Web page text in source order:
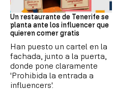
Redes Sociales
Un restaurante de Tenerife se
planta ante los influencer que
quieren comer gratis
Han puesto un cartel en la
fachada, junto a la puerta,
donde pone claramente
'Prohibida la entrada a
influencers'.